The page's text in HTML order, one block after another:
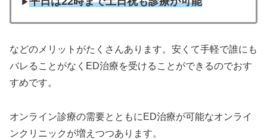
などのメリットがたくさんあります。安くて手軽で誰にも
バレることがなくED治療を受けることができるのでおす
すめです。
オンライン診療の需要とともにED治療が可能なオンライ
ンクリニックが増えつつあります。